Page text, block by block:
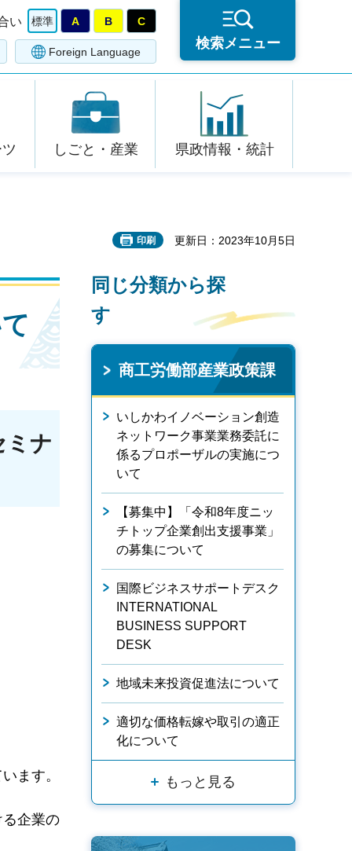
い 標準 A B C
Foreign Language
検索メニュー
しごと・産業 県政情報・統計
印刷 更新日：2023年10月5日
ミナ
ます。
企業の
同じ分類から探
す
商工労働部産業政策課
いしかわイノベーション創造
ネットワーク事業業務委託に
係るプロポーザルの実施につ
いて
【募集中】「令和8年度ニッ
チトップ企業創出支援事業」
の募集について
国際ビジネスサポートデスク
INTERNATIONAL
BUSINESS SUPPORT
DESK
地域未来投資促進法について
適切な価格転嫁や取引の適正
化について
もっと見る